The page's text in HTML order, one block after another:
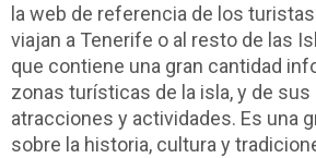
la web de referencia de los
viajan a Tenerife o al resto de las
que contiene una gran cantidad
zonas turísticas de la isla, y de
atracciones y actividades. Es una
sobre la historia, cultura y